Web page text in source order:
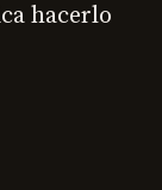
hacerlo